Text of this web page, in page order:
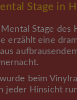
Stage in
Stage des
erzählt eine
wurde beim
jeder Hinsicht